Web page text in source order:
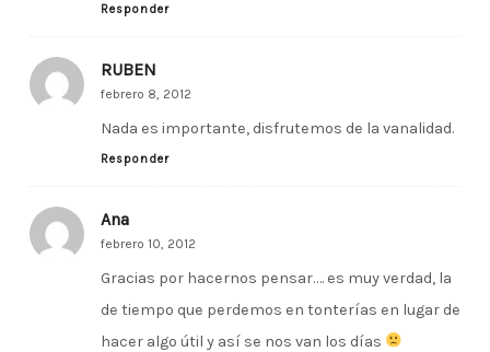
Responder
RUBEN
febrero 8, 2012
Nada es importante, disfrutemos de la vanalidad.
Responder
Ana
febrero 10, 2012
Gracias por hacernos pensar…. es muy verdad, la
de tiempo que perdemos en tonterías en lugar de
hacer algo útil y así se nos van los días